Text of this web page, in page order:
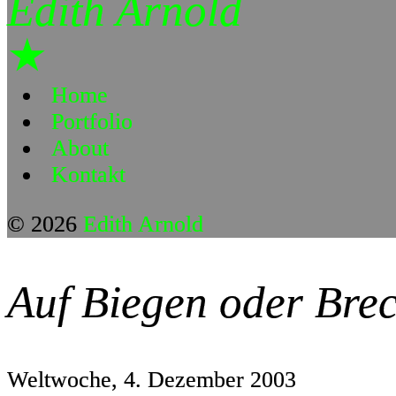
★
Home
Portfolio
About
Kontakt
© 2026 Edith Arnold
Auf Biegen oder
Weltwoche, 4. Dezember 2003